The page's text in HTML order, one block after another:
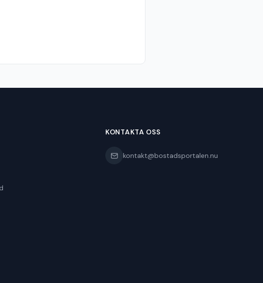
KONTAKTA OSS
kontakt@bostadsportalen.nu